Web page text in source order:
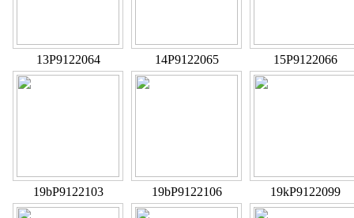
13P9122064 14P9122065 15P9122066
19bP9122103 19bP9122106 19kP9122099